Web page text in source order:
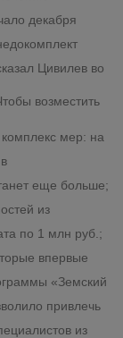
декабря
Цивилев во
возместить
мер: на
еще больше;
из
по 1 млн руб.;
впервые
«Земский
привлечь
из